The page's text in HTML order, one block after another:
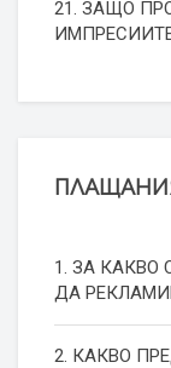
21. ЗАЩО
1. ЗА КАКВО
ДА
2. КАКВО